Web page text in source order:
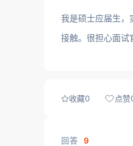
我是硕士应届生，
接触。很担心面试
收藏0 点赞
回答 9